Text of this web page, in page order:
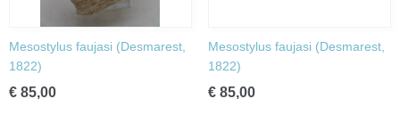
Mesostylus faujasi (Desmarest,
1822)
€ 85,00
Mesostylus faujasi (Desmarest,
1822)
€ 85,00